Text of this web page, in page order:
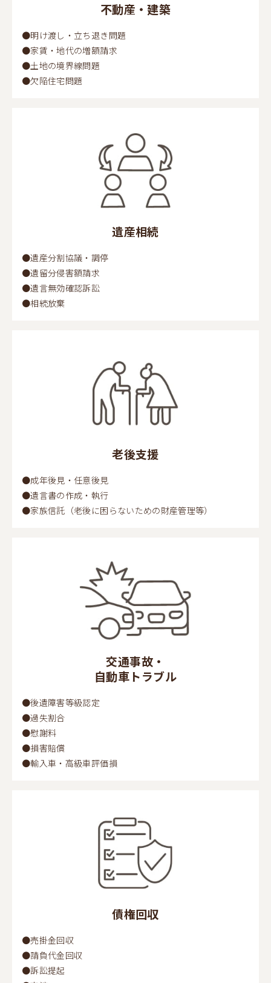
不動産・建築
●明け渡し・立ち退き問題
●家賃・地代の増額請求
●土地の境界線問題
●欠陥住宅問題
遺産相続
●遺産分割協議・調停
●遺留分侵害額請求
●遺言無効確認訴訟
●相続放棄
老後支援
●成年後見・任意後見
●遺言書の作成・執行
●家族信託（老後に困らないための財産管理等）
交通事故・
自動車トラブル
●後遺障害等級認定
●過失割合
●慰謝料
●損害賠償
●輸入車・高級車評価損
債権回収
●売掛金回収
●請負代金回収
●訴訟提起